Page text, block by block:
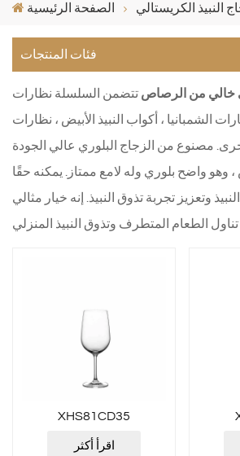
الصفحة الرئيسية النبيذ الكريستالي
فئات المنتجات
خالي من الرصاص تتضمن السلسلة نظارات
الشمبانيا ، أكواب النبيذ الأبيض ، نظارات
مصنوع من الزجاج البلوري عالي الجودة
واضح بلوري وله لامع ممتاز. يمكنه حقًا
وتعزيز تجربة تذوق النبيذ. إنه خيار مثالي
XHS81CD35
اقرأ أكثر